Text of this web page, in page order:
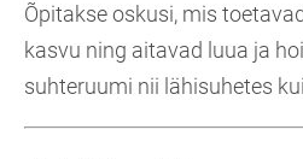
Õpitakse oskusi, mis
kasvu ning aitavad luua ja
suhteruumi nii lähisuhetes